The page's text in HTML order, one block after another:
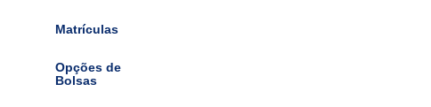
Matrículas
Opções de
Bolsas